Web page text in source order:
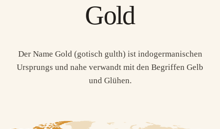
Gold
Der Name Gold (gotisch gulth) ist indogermanischen
Ursprungs und nahe verwandt mit den Begriffen Gelb
und Glühen.